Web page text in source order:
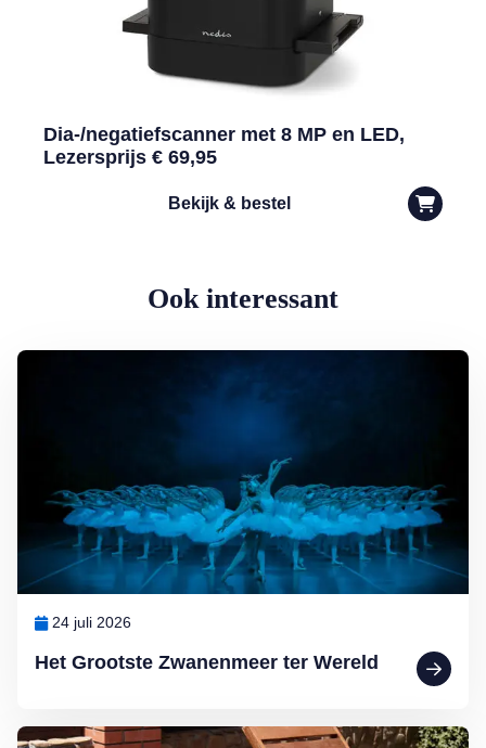
Dia-/negatiefscanner met 8 MP en LED,
Lezersprijs € 69,95
Bekijk & bestel
Ook interessant
Het Grootste Zwanenmeer ter Wereld
24 juli 2026
Lees meer over Het Grootste Zwanenmeer ter Wereld
Lees meer over De hondsdagen zijn begonnen: waarom voedsel